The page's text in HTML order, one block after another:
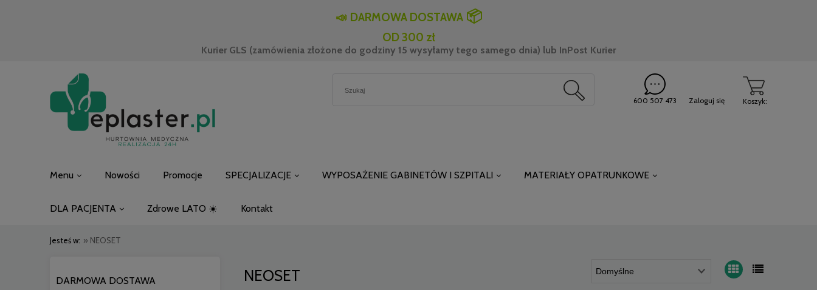
📣 DARMOWA DOSTAWA📦
OD 300 zł
Kurier GLS (zamówienia złożone do godziny 15 wysyłamy tego samego dnia) lub InPost Kurier
Koszyk:
600 507 473 Zaloguj się
Menu Nowości Promocje SPECJALIZACJE WYPOSAŻENIE GABINETÓW I SZPITALI MATERIAŁY OPATRUNKOWE
DLA PACJENTA Zdrowe LATO ☀️ Kontakt
Jesteś w: » NEOSET
DARMOWA DOSTAWA NEOSET